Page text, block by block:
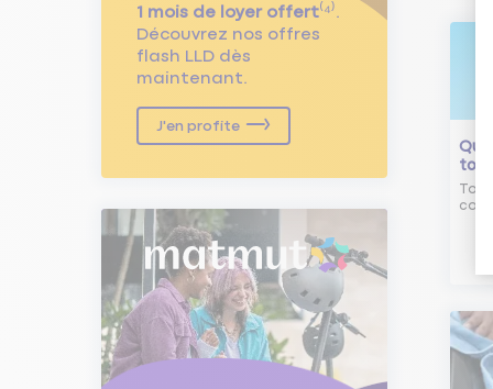
1 mois de loyer offert⁽⁴⁾.
Découvrez nos offres
flash LLD dès
maintenant.
J'en profite